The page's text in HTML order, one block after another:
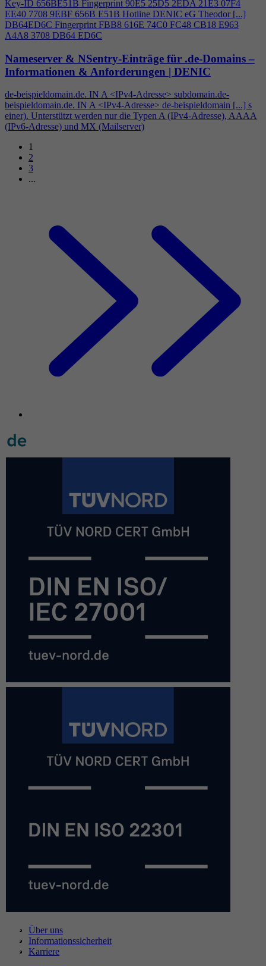
Key-ID 656BE51B Fingerprint 90E5 25D5 2EDA 21E3 07F4
EE40 7708 9EBF 656B E51B Hotline DENIC eG Theodor [...]
DB64ED6C Fingerprint FBB8 616E 74C0 FC48 CB18 E963
A4A8 3708 DB64 ED6C
Nameserver & NSentry-Einträge für .de-Domains –
Informationen & Anforderungen | DENIC
de-beispieldomain.de. IN A <IPv4-Adresse> subdomain.de-
beispieldomain.de. IN A <IPv4-Adresse> de-beispieldomain [...] s
einer). Unterstützt werden nur die Typen A (IPv4-Adresse), AAAA
(IPv6-Adresse) und MX (Mailserver)
1
2
3
...
Über uns
Informationssicherheit
Karriere